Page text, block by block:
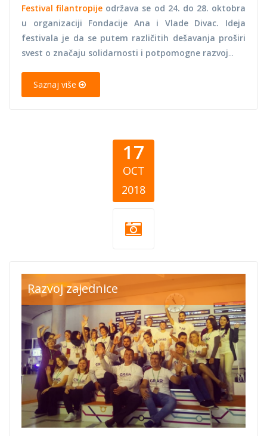
Festival filantropije održava se od 24. do 28. oktobra
u organizaciji Fondacije Ana i Vlade Divac. Ideja
festivala je da se putem različitih dešavanja proširi
svest o značaju solidarnosti i potpomogne razvoj...
Saznaj više
17
OCT
2018
dan se 7.jpg
Razvoj zajednice